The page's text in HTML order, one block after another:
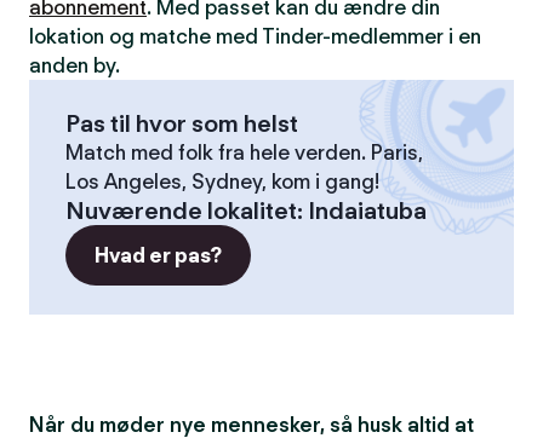
abonnement. Med passet kan du ændre din
lokation og matche med Tinder-medlemmer i en
anden by.
Pas til hvor som helst
Match med folk fra hele verden. Paris,
Los Angeles, Sydney, kom i gang!
Nuværende lokalitet: Indaiatuba
Hvad er pas?
Når du møder nye mennesker, så husk altid at